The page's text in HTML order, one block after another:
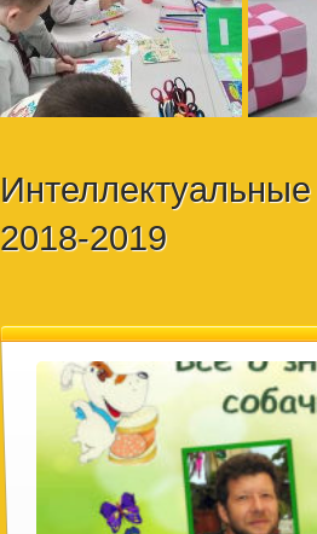
2018-2019